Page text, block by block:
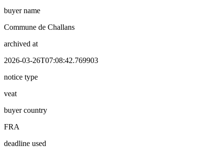
buyer name
Commune de Challans
archived at
2026-03-26T07:08:42.769903
notice type
veat
buyer country
FRA
deadline used